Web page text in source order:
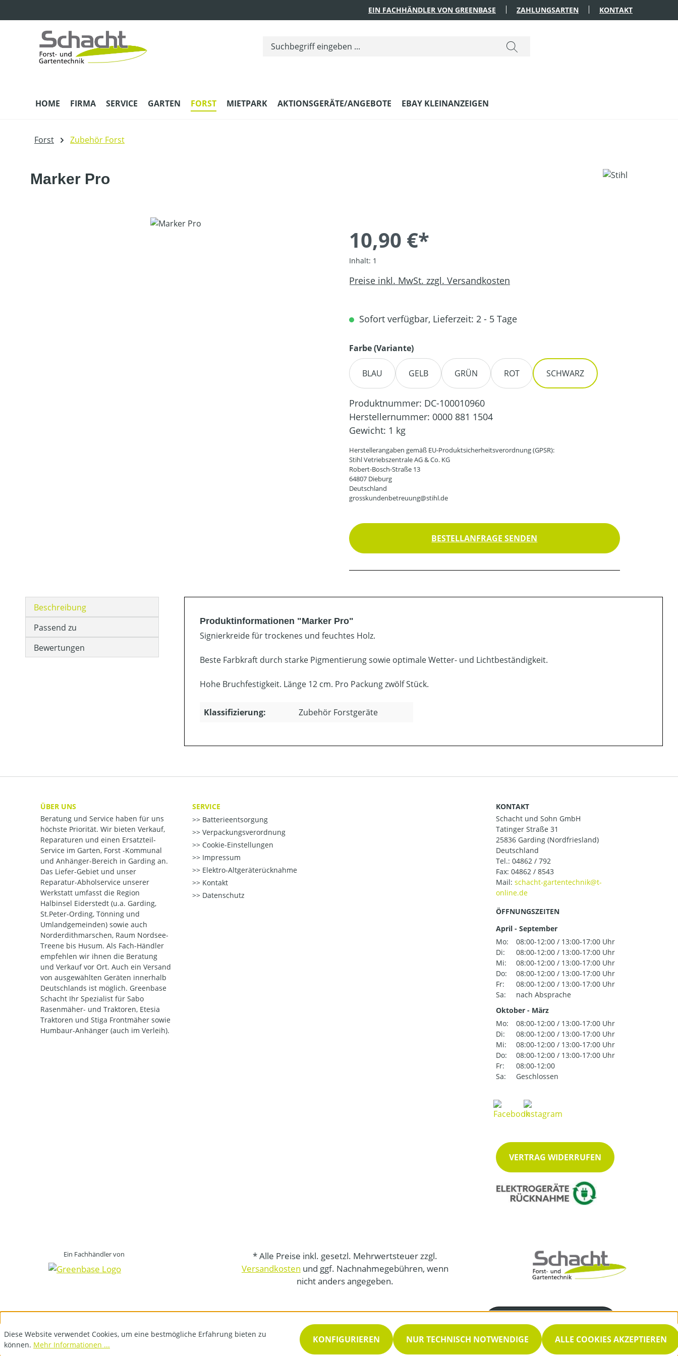
EIN FACHHÄNDLER VON GREENBASE ZAHLUNGSARTEN KONTAKT
HOME FIRMA SERVICE GARTEN FORST MIETPARK AKTIONSGERÄTE/ANGEBOTE EBAY KLEINANZEIGEN
Forst Zubehör Forst
Marker Pro
10,90 €*
Inhalt: 1
Preise inkl. MwSt. zzgl. Versandkosten
Sofort verfügbar, Lieferzeit: 2 - 5 Tage
Farbe (Variante)auswählen
BLAU GELB GRÜN ROT SCHWARZ
Produktnummer: DC-100010960
Herstellernummer: 0000 881 1504
Gewicht: 1 kg
Herstellerangaben gemäß EU-Produktsicherheitsverordnung (GPSR):
Stihl Vetriebszentrale AG & Co. KG
Robert-Bosch-Straße 13
64807 Dieburg
Deutschland
grosskundenbetreuung@stihl.de
BESTELLANFRAGE SENDEN
Beschreibung
Passend zu
Bewertungen
Produktinformationen "Marker Pro"
Signierkreide für trockenes und feuchtes Holz.
Beste Farbkraft durch starke Pigmentierung sowie optimale Wetter- und Lichtbeständigkeit.
Hohe Bruchfestigkeit. Länge 12 cm. Pro Packung zwölf Stück.
Klassifizierung: Zubehör Forstgeräte
ÜBER UNS
Beratung und Service haben für uns
höchste Priorität. Wir bieten Verkauf,
Reparaturen und einen Ersatzteil-
Service im Garten, Forst -Kommunal
und Anhänger-Bereich in Garding an.
Das Liefer-Gebiet und unser
Reparatur-Abholservice unserer
Werkstatt umfasst die Region
Halbinsel Eiderstedt (u.a. Garding,
St.Peter-Ording, Tönning und
Umlandgemeinden) sowie auch
Norderdithmarschen, Raum Nordsee-
Treene bis Husum. Als Fach-Händler
empfehlen wir ihnen die Beratung
und Verkauf vor Ort. Auch ein Versand
von ausgewählten Geräten innerhalb
Deutschlands ist möglich. Greenbase
Schacht Ihr Spezialist für Sabo
Rasenmäher- und Traktoren, Etesia
Traktoren und Stiga Frontmäher sowie
Humbaur-Anhänger (auch im Verleih).
SERVICE
Batterieentsorgung
Verpackungsverordnung
Cookie-Einstellungen
Impressum
Elektro-Altgeräterücknahme
Kontakt
Datenschutz
KONTAKT
Schacht und Sohn GmbH
Tatinger Straße 31
25836 Garding (Nordfriesland)
Deutschland
Tel.: 04862 / 792
Fax: 04862 / 8543
Mail:
ÖFFNUNGSZEITEN
April - September
Mo:
08:00-12:00 / 13:00-17:00 Uhr
Di:
08:00-12:00 / 13:00-17:00 Uhr
Mi:
08:00-12:00 / 13:00-17:00 Uhr
Do:
08:00-12:00 / 13:00-17:00 Uhr
Fr:
08:00-12:00 / 13:00-17:00 Uhr
Sa:
nach Absprache
Oktober - März
Mo:
08:00-12:00 / 13:00-17:00 Uhr
Di:
08:00-12:00 / 13:00-17:00 Uhr
Mi:
08:00-12:00 / 13:00-17:00 Uhr
Do:
08:00-12:00 / 13:00-17:00 Uhr
Fr:
08:00-12:00
Sa:
Geschlossen
VERTRAG WIDERRUFEN
Ein Fachhändler von
* Alle Preise inkl. gesetzl. Mehrwertsteuer zzgl.
Versandkosten und ggf. Nachnahmegebühren, wenn
nicht anders angegeben.
04862 / 792
Servicezeiten
Diese Website verwendet Cookies, um eine bestmögliche Erfahrung bieten zu
können. Mehr Informationen ... NUR TECHNISCH NOTWENDIGE
KONFIGURIEREN ALLE COOKIES AKZEPTIEREN